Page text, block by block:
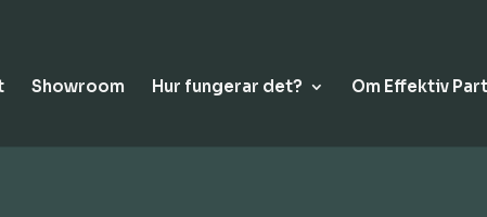
Showroom Hur fungerar det? Om Effektiv